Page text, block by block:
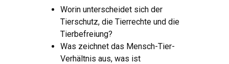
Worin unterscheidet sich der
Tierschutz, die Tierrechte und die
Tierbefreiung?
Was zeichnet das Mensch-Tier-
Verhältnis aus, was ist